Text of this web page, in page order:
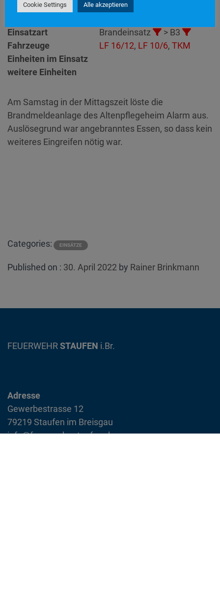
Alarmierungszeitpunkt30. April 2022 12:55
Einsatzart
Brandeinsatz
> B3
Fahrzeuge
LF 16/12, LF 10/6, TKM
Einheiten im Einsatz
weitere Einheiten
Am Samstag in der Mittagszeit löste die
Brandmeldeanlage des Altenpflegeheim Alarm aus.
Auslösegrund war angebranntes Essen, so dass kein
weiteres Eingreifen nötig war.
Categories: EINSÄTZE
Published on : Posted
30. April 2022 by Rainer Brinkmann
FEUERWEHRSTAUFEN i.Br.
Adresse
Gewerbestrasse 12
79219 Staufen im Breisgau
info@feuerwehr-staufen.de
Cookie Settings Alle akzeptieren